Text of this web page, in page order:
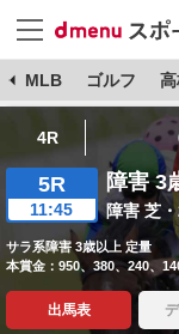
MLB ゴルフ
4R
5R
11:45
障害 3
障害 芝
サラ系障害 3歳以上 定量
本賞金：950、380、240、
出馬表